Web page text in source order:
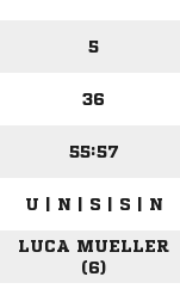
5
36
55:57
U | N | S | S | N
LUCA MUELLER
(6)